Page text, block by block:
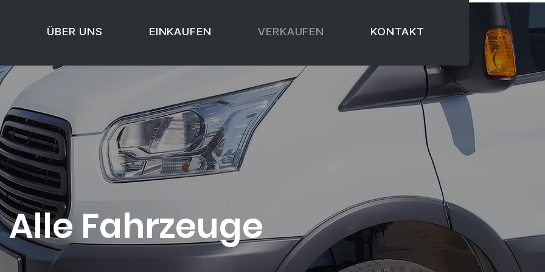
ÜBER UNS EINKAUFEN VERKAUFEN KONTAKT
Alle Fahrzeuge